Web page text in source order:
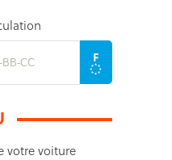
votre voiture